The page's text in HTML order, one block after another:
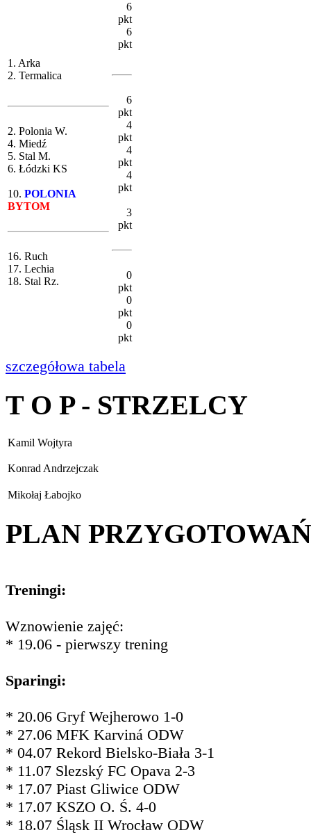
1. Arka
2. Termalica
2. Polonia W.
4. Miedź
5. Stal M.
6. Łódzki KS
10. POLONIA
BYTOM
16. Ruch
17. Lechia
18. Stal Rz.
6
pkt
6
pkt
6
pkt
4
pkt
4
pkt
4
pkt
3
pkt
0
pkt
0
pkt
0
pkt
szczegółowa tabela
T O P - STRZELCY
Kamil Wojtyra
Konrad Andrzejczak
Mikołaj Łabojko
PLAN PRZYGOTOWAŃ
Treningi:
Wznowienie zajęć:
* 19.06 - pierwszy trening
Sparingi:
* 20.06 Gryf Wejherowo 1-0
* 27.06 MFK Karviná ODW
* 04.07 Rekord Bielsko-Biała 3-1
* 11.07 Slezský FC Opava 2-3
* 17.07 Piast Gliwice ODW
* 17.07 KSZO O. Ś. 4-0
* 18.07 Śląsk II Wrocław ODW